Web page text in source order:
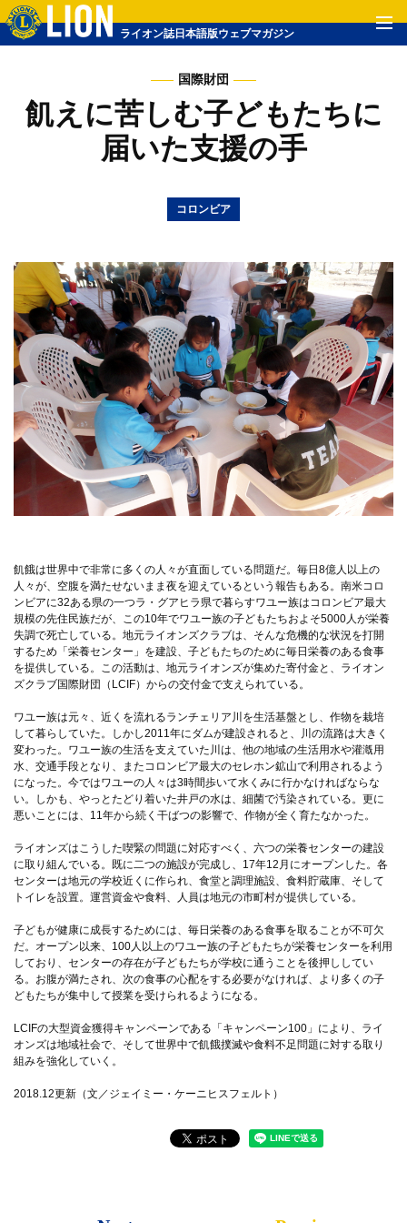
ライオン誌日本語版ウェブマガジン
国際財団
飢えに苦しむ子どもたちに
届いた支援の手
コロンビア
飢餓は世界中で非常に多くの人々が直面している問題だ。毎日8億人以上の
人々が、空腹を満たせないまま夜を迎えているという報告もある。南米コロ
ンビアに32ある県の一つラ・グアヒラ県で暮らすワユー族はコロンビア最大
規模の先住民族だが、この10年でワユー族の子どもたちおよそ5000人が栄養
失調で死亡している。地元ライオンズクラブは、そんな危機的な状況を打開
するため「栄養センター」を建設、子どもたちのために毎日栄養のある食事
を提供している。この活動は、地元ライオンズが集めた寄付金と、ライオン
ズクラブ国際財団（LCIF）からの交付金で支えられている。
ワユー族は元々、近くを流れるランチェリア川を生活基盤とし、作物を栽培
して暮らしていた。しかし2011年にダムが建設されると、川の流路は大きく
変わった。ワユー族の生活を支えていた川は、他の地域の生活用水や灌漑用
水、交通手段となり、またコロンビア最大のセレホン鉱山で利用されるよう
になった。今ではワユーの人々は3時間歩いて水くみに行かなければならな
い。しかも、やっとたどり着いた井戸の水は、細菌で汚染されている。更に
悪いことには、11年から続く干ばつの影響で、作物が全く育たなかった。
ライオンズはこうした喫緊の問題に対応すべく、六つの栄養センターの建設
に取り組んでいる。既に二つの施設が完成し、17年12月にオープンした。各
センターは地元の学校近くに作られ、食堂と調理施設、食料貯蔵庫、そして
トイレを設置。運営資金や食料、人員は地元の市町村が提供している。
子どもが健康に成長するためには、毎日栄養のある食事を取ることが不可欠
だ。オープン以来、100人以上のワユー族の子どもたちが栄養センターを利用
しており、センターの存在が子どもたちが学校に通うことを後押ししてい
る。お腹が満たされ、次の食事の心配をする必要がなければ、より多くの子
どもたちが集中して授業を受けられるようになる。
LCIFの大型資金獲得キャンペーンである「キャンペーン100」により、ライ
オンズは地域社会で、そして世界中で飢餓撲滅や食料不足問題に対する取り
組みを強化していく。
2018.12更新（文／ジェイミー・ケーニヒスフェルト）